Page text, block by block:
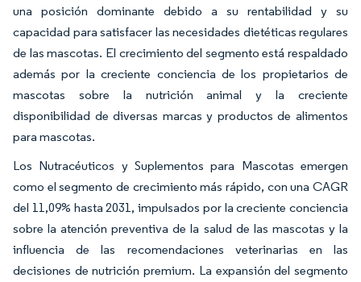
una posición dominante debido a su rentabilidad y su
capacidad para satisfacer las necesidades dietéticas regulares
de las mascotas. El crecimiento del segmento está respaldado
además por la creciente conciencia de los propietarios de
mascotas sobre la nutrición animal y la creciente
disponibilidad de diversas marcas y productos de alimentos
para mascotas.
Los Nutracéuticos y Suplementos para Mascotas emergen
como el segmento de crecimiento más rápido, con una CAGR
del 11,09% hasta 2031, impulsados por la creciente conciencia
sobre la atención preventiva de la salud de las mascotas y la
influencia de las recomendaciones veterinarias en las
decisiones de nutrición premium. La expansión del segmento